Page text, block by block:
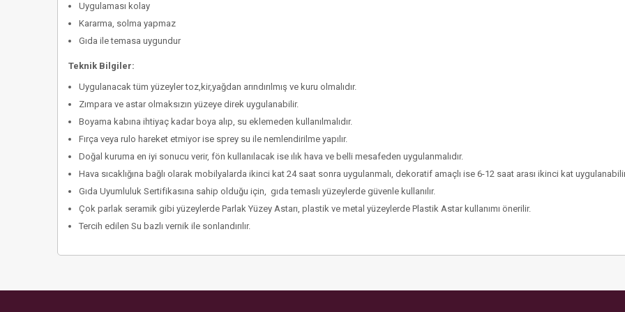
Uygulaması kolay
Kararma, solma yapmaz
Gıda ile temasa uygundur
Teknik Bilgiler:
Uygulanacak tüm yüzeyler toz,kir,yağdan arındırılmış ve kuru olmalıdır.
Zımpara ve astar olmaksızın yüzeye direk uygulanabilir.
Boyama kabına ihtiyaç kadar boya alıp, su eklemeden kullanılmalıdır.
Fırça veya rulo hareket etmiyor ise sprey su ile nemlendirilme yapılır.
Doğal kuruma en iyi sonucu verir, fön kullanılacak ise ılık hava ve belli mesafeden uygulanmalıdır.
Hava sıcaklığına bağlı olarak mobilyalarda ikinci kat 24 saat sonra uygulanmalı, dekoratif amaçlı ise 6-12 saat arası ikinci kat
Gıda Uyumluluk Sertifikasına sahip olduğu için, gıda temaslı yüzeylerde güvenle kullanılır.
Çok parlak seramik gibi yüzeylerde Parlak Yüzey Astarı, plastik ve metal yüzeylerde Plastik Astar kullanımı önerilir.
Tercih edilen Su bazlı vernik ile sonlandırılır.